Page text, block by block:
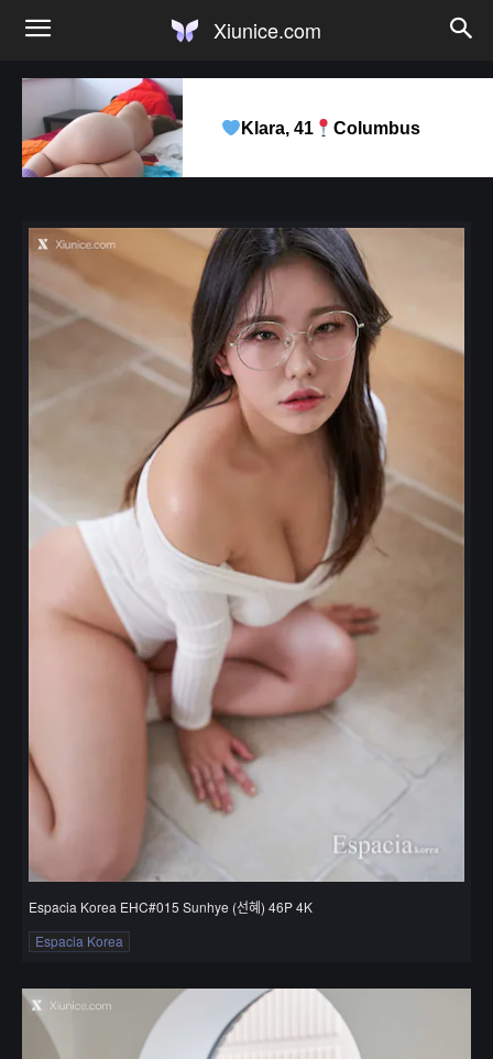
Xiunice.com
Klara, 41 Columbus
Espacia Korea EHC#015 Sunhye (선혜) 46P 4K
Espacia Korea